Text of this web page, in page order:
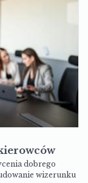
dobrego
wizerunku